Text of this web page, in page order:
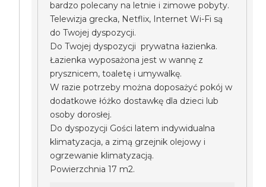
bardzo polecany na letnie i zimowe pobyty.
Telewizja grecka, Netflix, Internet Wi-Fi są
do Twojej dyspozycji.
Do Twojej dyspozycji prywatna łazienka.
Łazienka wyposażona jest w wannę z
prysznicem, toaletę i umywalkę.
W razie potrzeby można doposażyć pokój w
dodatkowe łóżko dostawkę dla dzieci lub
osoby dorosłej.
Do dyspozycji Gości latem indywidualna
klimatyzacja, a zimą grzejnik olejowy i
ogrzewanie klimatyzacją.
Powierzchnia 17 m2.